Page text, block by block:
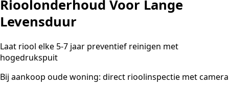
Rioolonderhoud Voor Lange
Levensduur
Laat riool elke 5-7 jaar preventief reinigen met
hogedrukspuit
Bij aankoop oude woning: direct rioolinspectie met camera